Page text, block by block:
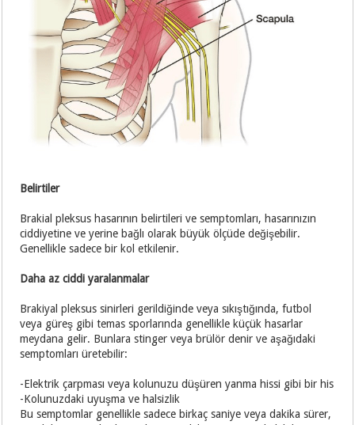
Belirtiler
Brakial pleksus hasarının belirtileri ve semptomları, hasarınızın
ciddiyetine ve yerine bağlı olarak büyük ölçüde değişebilir.
Genellikle sadece bir kol etkilenir.
Daha az ciddi yaralanmalar
Brakiyal pleksus sinirleri gerildiğinde veya sıkıştığında, futbol
veya güreş gibi temas sporlarında genellikle küçük hasarlar
meydana gelir. Bunlara stinger veya brülör denir ve aşağıdaki
semptomları üretebilir:
-Elektrik çarpması veya kolunuzu düşüren yanma hissi gibi bir his
-Kolunuzdaki uyuşma ve halsizlik
Bu semptomlar genellikle sadece birkaç saniye veya dakika sürer,